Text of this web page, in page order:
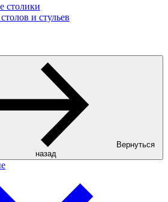
столики
и стульев
Вернуться
назад